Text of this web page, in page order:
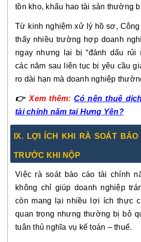
tồn kho, khấu hao tài sản thường
Từ kinh nghiệm xử lý hồ sơ,
thấy nhiều trường hợp doanh
ngay nhưng lại bị “đánh dấu rủi
các năm sau liên tục bị yêu cầu
ro dài hạn mà doanh nghiệp
👉 Xem thêm: Có nên thuê
tài chính năm tại Hưng Yên?
IX. LỢI ÍCH KHI RÀ SOÁT BÁO
TRƯỚC KHI NỘP
Việc rà soát báo cáo tài chính
không chỉ giúp doanh nghiệp
còn mang lại nhiều lợi ích thực
quan trọng nhưng thường bị bỏ
tuân thủ nghĩa vụ kế toán – thuế.